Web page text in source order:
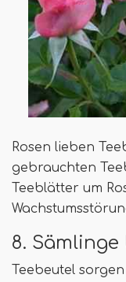
Rosen lieben
gebrauchten
Teeblätter um
8.
Teebeutel